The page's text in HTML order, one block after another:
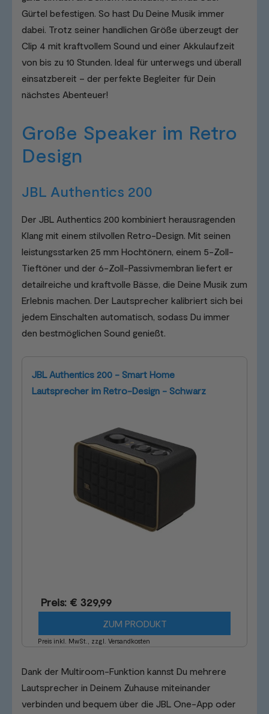
Gürtel befestigen. So hast Du Deine Musik immer
dabei. Trotz seiner handlichen Größe überzeugt der
Clip 4 mit kraftvollem Sound und einer Akkulaufzeit
von bis zu 10 Stunden. Ideal für unterwegs und überall
einsatzbereit – der perfekte Begleiter für Dein
nächstes Abenteuer!
Große Speaker im Retro
Design
JBL Authentics 200
Der JBL Authentics 200 kombiniert herausragenden
Klang mit einem stilvollen Retro-Design. Mit seinen
leistungsstarken 25 mm Hochtönern, einem 5-Zoll-
Tieftöner und der 6-Zoll-Passivmembran liefert er
detailreiche und kraftvolle Bässe, die Deine Musik zum
Erlebnis machen. Der Lautsprecher kalibriert sich bei
jedem Einschalten automatisch, sodass Du immer
den bestmöglichen Sound genießt.
JBL Authentics 200 - Smart Home
Lautsprecher im Retro-Design - Schwarz
Preis: € 329,99
ZUM PRODUKT
Preis inkl. MwSt., zzgl. Versandkosten
Dank der Multiroom-Funktion kannst Du mehrere
Lautsprecher in Deinem Zuhause miteinander
verbinden und bequem über die JBL One-App oder